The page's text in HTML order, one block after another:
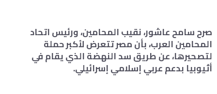
صرح سامح عاشور، نقيب المحامين، ورئيس اتحاد
المحامين العرب، بأن مصر تتعرض لأكبر حملة
لتصحيرها، عن طريق سد النهضة الذي يقام في
أثيوبيا بدعم عربي إسلامي إسرائيلي.